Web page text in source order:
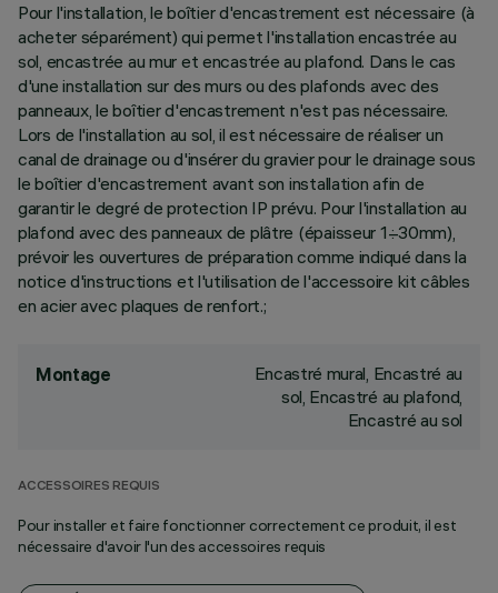
Pour l'installation, le boîtier d'encastrement est nécessaire (à
acheter séparément) qui permet l'installation encastrée au
sol, encastrée au mur et encastrée au plafond. Dans le cas
d'une installation sur des murs ou des plafonds avec des
panneaux, le boîtier d'encastrement n'est pas nécessaire.
Lors de l'installation au sol, il est nécessaire de réaliser un
canal de drainage ou d'insérer du gravier pour le drainage sous
le boîtier d'encastrement avant son installation afin de
garantir le degré de protection IP prévu. Pour l'installation au
plafond avec des panneaux de plâtre (épaisseur 1÷30mm),
prévoir les ouvertures de préparation comme indiqué dans la
notice d'instructions et l'utilisation de l'accessoire kit câbles
en acier avec plaques de renfort.;
Montage
Encastré mural, Encastré au
sol, Encastré au plafond,
Encastré au sol
ACCESSOIRES REQUIS
Pour installer et faire fonctionner correctement ce produit, il est
nécessaire d'avoir l'un des accessoires requis